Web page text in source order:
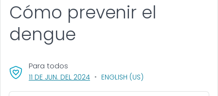
Cómo prevenir el
dengue
11 DE JUN. DEL 2024, VISIT LINK FOR DETAILS.
ENGLISH (US)
Para todos